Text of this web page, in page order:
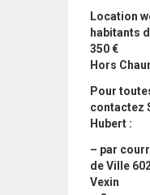
Location
habitants
350 €
Hors
Pour
contactez
Hubert :
– par
de Ville
Vexin